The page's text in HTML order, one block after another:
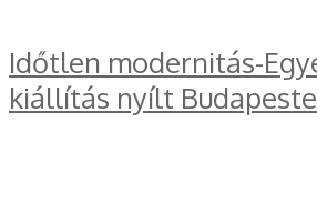
Időtlen modernitás-
kiállítás nyílt